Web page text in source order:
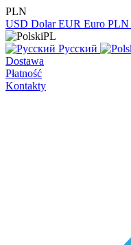
PLN
USD Dolar EUR Euro PLN
PL
Русский
Dostawa
Płatność
Kontakty